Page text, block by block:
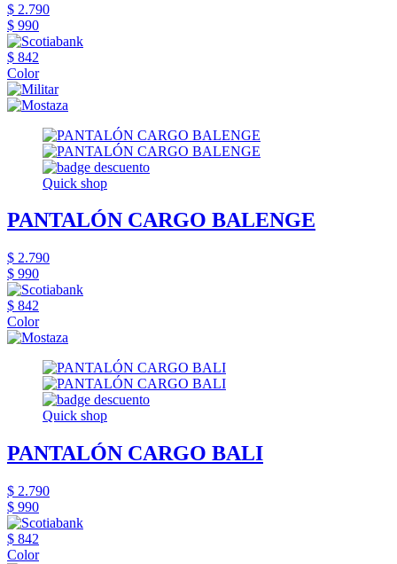
$ 2.790
$ 990
$ 842
Color
Quick shop
PANTALÓN CARGO BALENGE
$ 2.790
$ 990
$ 842
Color
Quick shop
PANTALÓN CARGO BALI
$ 2.790
$ 990
$ 842
Color